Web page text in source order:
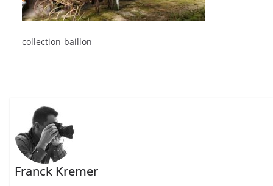
collection-baillon
Franck Kremer